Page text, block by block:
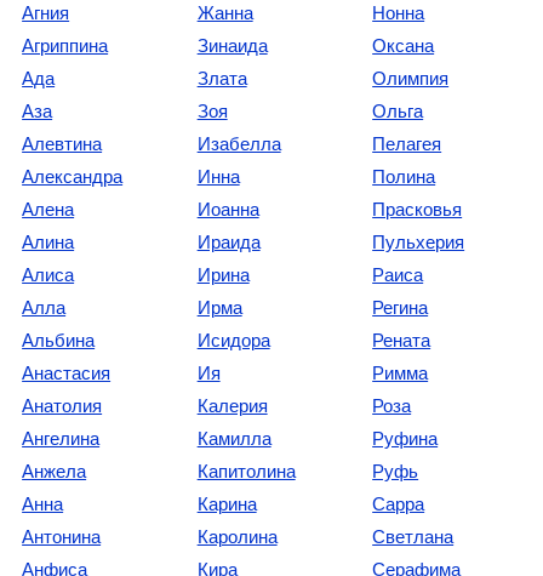
Агния
Агриппина
Ада
Аза
Алевтина
Александра
Алена
Алина
Алиса
Алла
Альбина
Анастасия
Анатолия
Ангелина
Анжела
Анна
Антонина
Анфиса
Жанна
Зинаида
Злата
Зоя
Изабелла
Инна
Иоанна
Ираида
Ирина
Ирма
Исидора
Ия
Калерия
Камилла
Капитолина
Карина
Каролина
Кира
Нонна
Оксана
Олимпия
Ольга
Пелагея
Полина
Прасковья
Пульхерия
Раиса
Регина
Рената
Римма
Роза
Руфина
Руфь
Сарра
Светлана
Серафима